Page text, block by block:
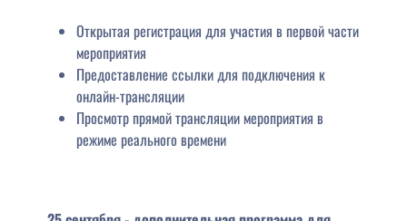
Открытая регистрация для участия в первой части
мероприятия
Предоставление ссылки для подключения к
онлайн-трансляции
Просмотр прямой трансляции мероприятия в
режиме реального времени